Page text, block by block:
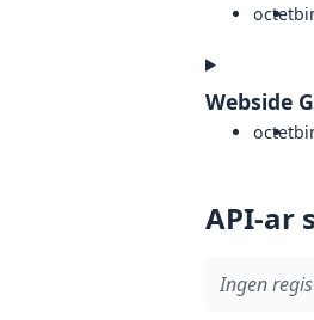
octet
Webside
octet
API-ar
Ingen